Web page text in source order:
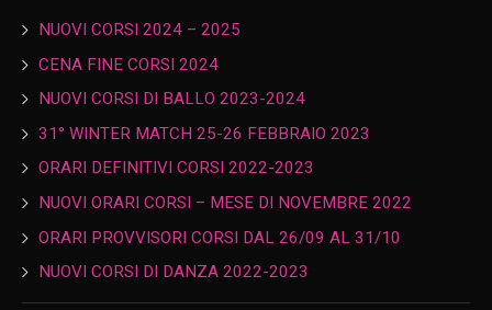
NUOVI CORSI 2024 – 2025
CENA FINE CORSI 2024
NUOVI CORSI DI BALLO 2023-2024
31° WINTER MATCH 25-26 FEBBRAIO 2023
ORARI DEFINITIVI CORSI 2022-2023
NUOVI ORARI CORSI – MESE DI NOVEMBRE 2022
ORARI PROVVISORI CORSI DAL 26/09 AL 31/10
NUOVI CORSI DI DANZA 2022-2023